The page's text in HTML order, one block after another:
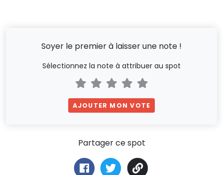
Soyer le premier à laisser une note !
Sélectionnez la note à attribuer au spot
AJOUTER MON VOTE
Partager ce spot